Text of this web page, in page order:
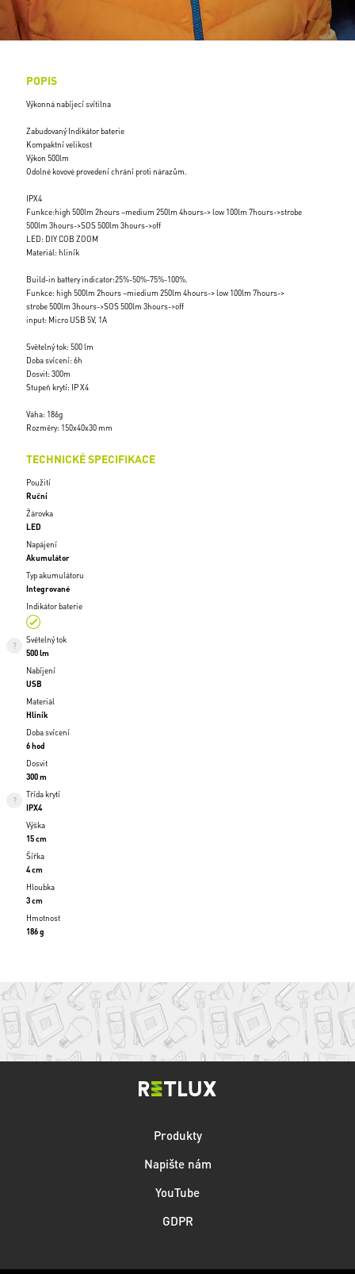
POPIS
Výkonná nabíjecí svítilna
Zabudovaný Indikátor baterie
Kompaktní velikost
Výkon 500lm
Odolné kovové provedení chrání proti nárazům.
IPX4
Funkce:high 500lm 2hours –medium 250lm 4hours-> low 100lm 7hours->strobe
500lm 3hours->SOS 500lm 3hours->off
LED: DIY COB ZOOM
Materiál: hliník
Build-in battery indicator:25%-50%-75%-100%.
Funkce: high 500lm 2hours –miedium 250lm 4hours-> low 100lm 7hours->
strobe 500lm 3hours->SOS 500lm 3hours->off
input: Micro USB 5V, 1A
Světelný tok: 500 lm
Doba svícení: 6h
Dosvit: 300m
Stupeň krytí: IP X4
Váha: 186g
Rozměry: 150x40x30 mm
TECHNICKÉ SPECIFIKACE
Použití
Ruční
Žárovka
LED
Napájení
Akumulátor
Typ akumulátoru
Integrované
Indikátor baterie
Světelný tok
500 lm
Nabíjení
USB
Materiál
Hliník
Doba svícení
6 hod
Dosvit
300 m
Třída krytí
IPX4
Výška
15 cm
Šířka
4 cm
Hloubka
3 cm
Hmotnost
186 g
Produkty
Napište nám
YouTube
GDPR